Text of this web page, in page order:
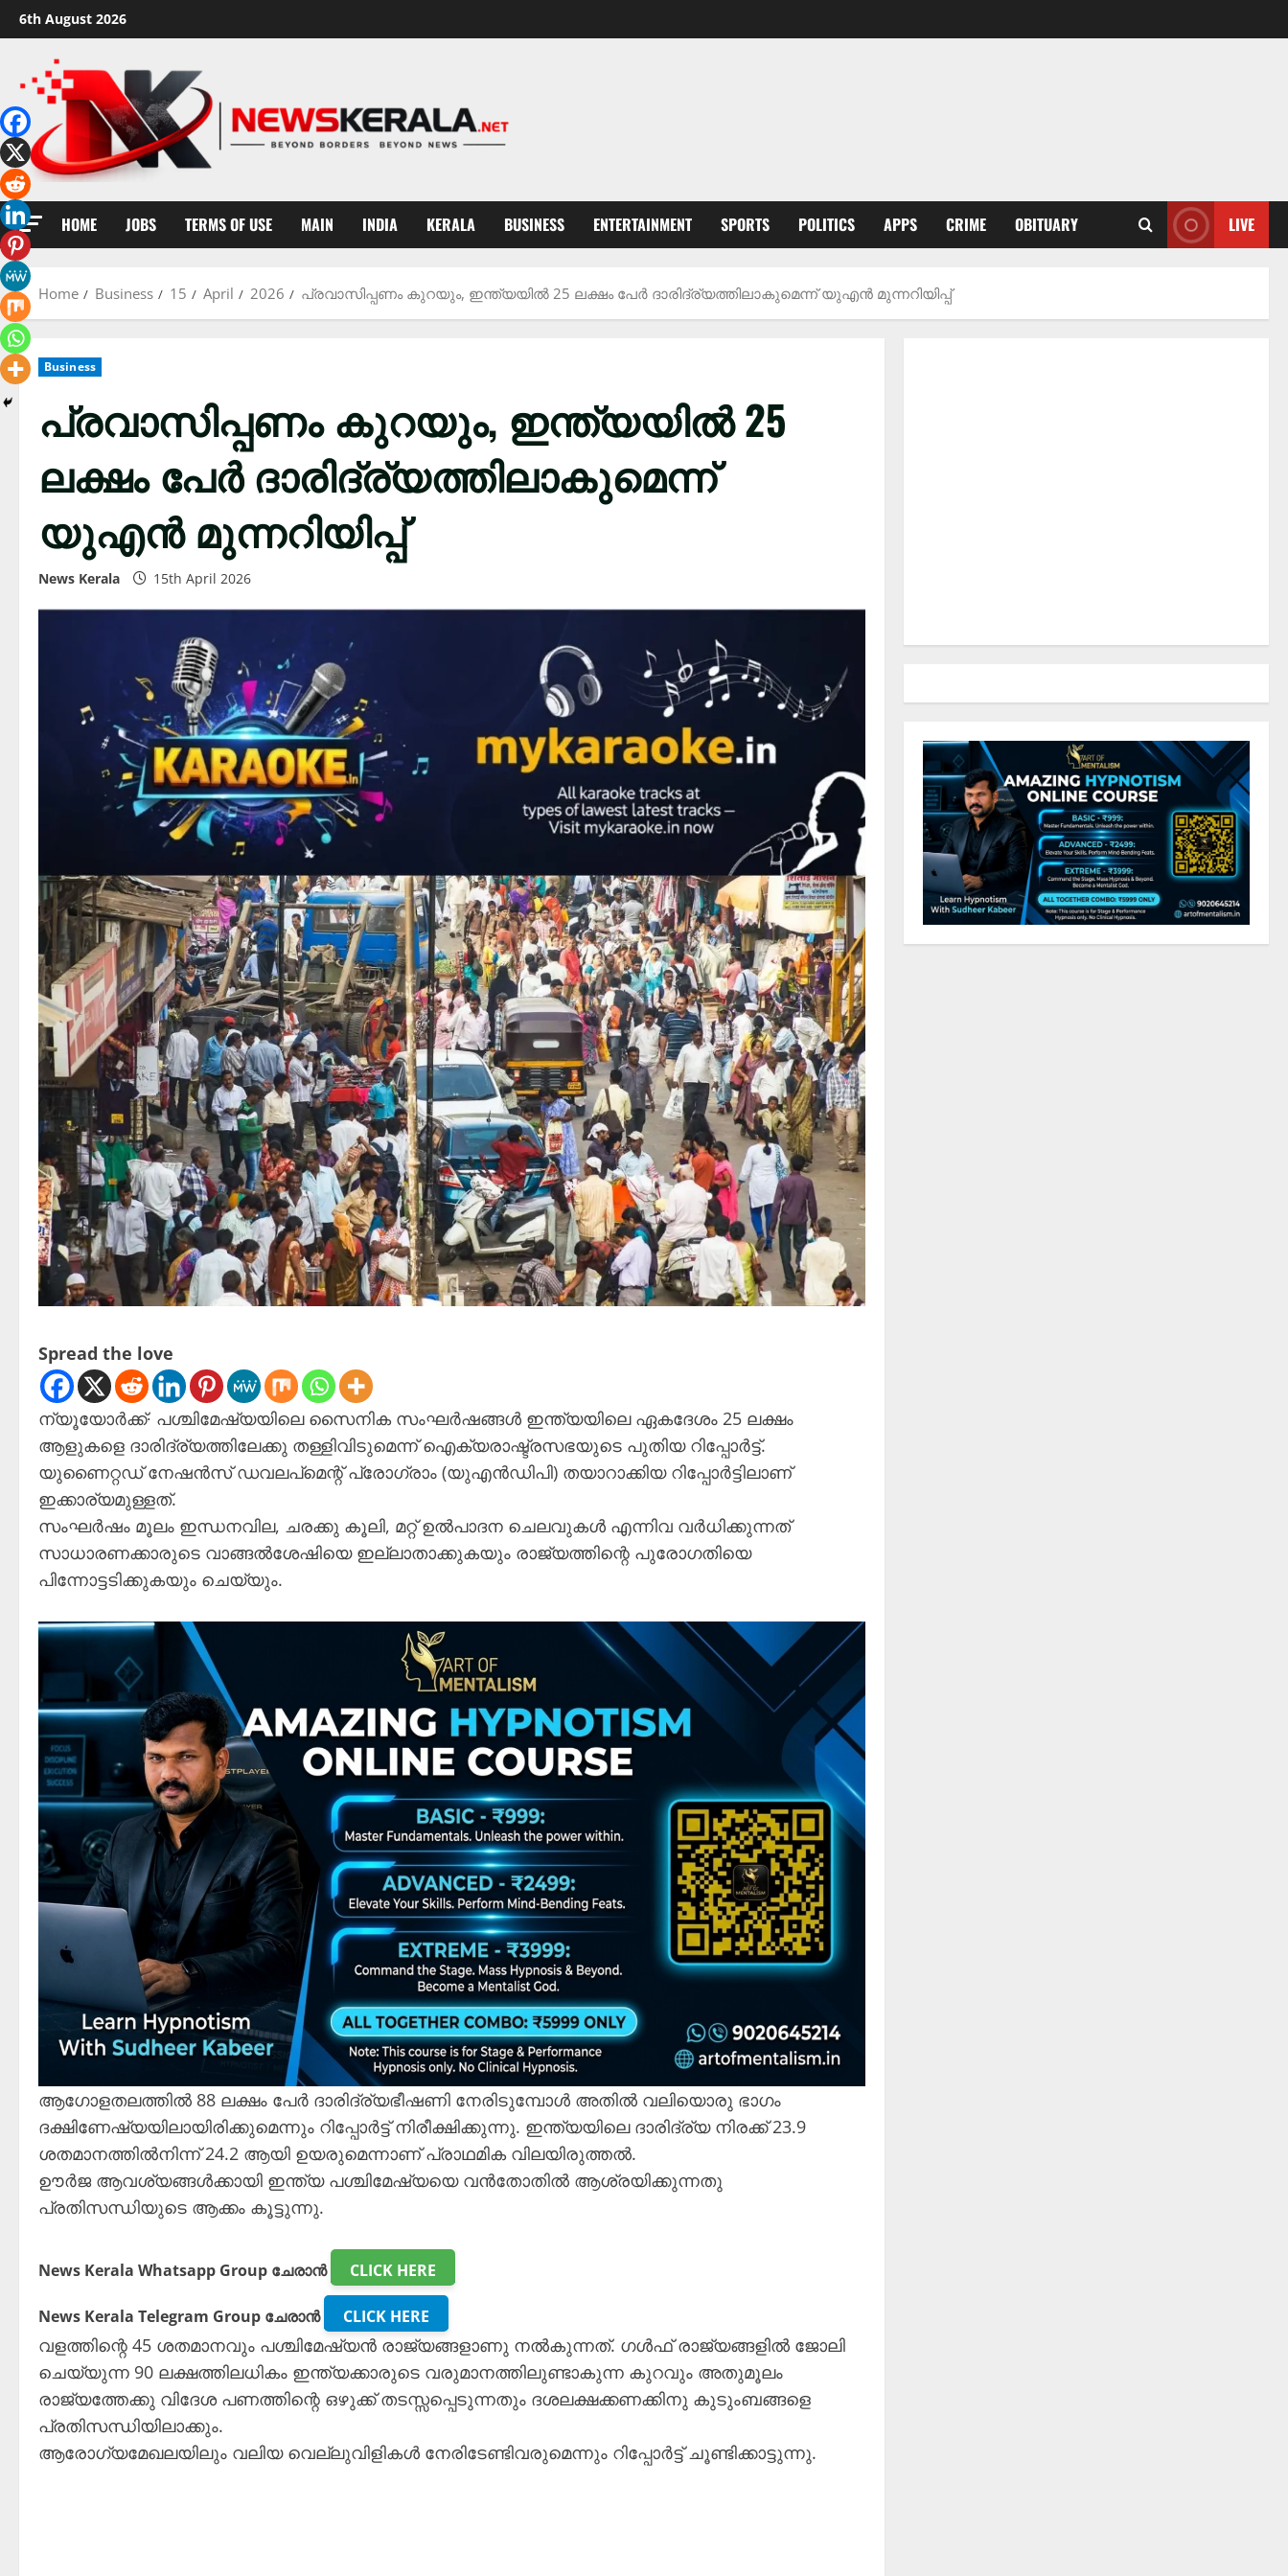
Skip
to
content
6th August 2026
HOME JOBS TERMS OF USE MAIN INDIA KERALA BUSINESS ENTERTAINMENT SPORTS POLITICS APPS CRIME OBITUARY LIVE
Home Business 15 April 2026 പ്രവാസിപ്പണം കുറയും, ഇന്ത്യയിൽ 25 ലക്ഷം പേർ ദാരിദ്ര്യത്തിലാകുമെന്ന് യുഎൻ മുന്നറിയിപ്പ്
Business
പ്രവാസിപ്പണം കുറയും, ഇന്ത്യയിൽ 25
ലക്ഷം പേർ ദാരിദ്ര്യത്തിലാകുമെന്ന്
യുഎൻ മുന്നറിയിപ്പ്
News Kerala 15th April 2026
Spread the love
ന്യൂയോർക്ക്∙ പശ്ചിമേഷ്യയിലെ സൈനിക സംഘർഷങ്ങൾ ഇന്ത്യയിലെ ഏകദേശം 25 ലക്ഷം
ആളുകളെ ദാരിദ്ര്യത്തിലേക്കു തള്ളിവിടുമെന്ന് ഐക്യരാഷ്ട്രസഭയുടെ പുതിയ റിപ്പോർട്ട്.
യുണൈറ്റഡ് നേഷൻസ് ഡവലപ്‌മെന്റ് പ്രോഗ്രാം (യുഎൻഡിപി) തയാറാക്കിയ റിപ്പോർട്ടിലാണ്
ഇക്കാര്യമുള്ളത്.
സംഘർഷം മൂലം ഇന്ധനവില, ചരക്കു കൂലി, മറ്റ് ഉൽപാദന ചെലവുകൾ എന്നിവ വർധിക്കുന്നത്
സാധാരണക്കാരുടെ വാങ്ങൽശേഷിയെ ഇല്ലാതാക്കുകയും രാജ്യത്തിന്റെ പുരോഗതിയെ
പിന്നോട്ടടിക്കുകയും ചെയ്യും.
ആഗോളതലത്തിൽ 88 ലക്ഷം പേർ ദാരിദ്ര്യഭീഷണി നേരിടുമ്പോൾ അതിൽ വലിയൊരു ഭാഗം
ദക്ഷിണേഷ്യയിലായിരിക്കുമെന്നും റിപ്പോർട്ട് നിരീക്ഷിക്കുന്നു. ഇന്ത്യയിലെ ദാരിദ്ര്യ നിരക്ക് 23.9
ശതമാനത്തിൽനിന്ന് 24.2 ആയി ഉയരുമെന്നാണ് പ്രാഥമിക വിലയിരുത്തൽ.
ഊർജ ആവശ്യങ്ങൾക്കായി ഇന്ത്യ പശ്ചിമേഷ്യയെ വൻതോതിൽ ആശ്രയിക്കുന്നതു
പ്രതിസന്ധിയുടെ ആക്കം കൂട്ടുന്നു.
News Kerala Whatsapp Group ചേരാൻ CLICK HERE
News Kerala Telegram Group ചേരാൻ CLICK HERE
വളത്തിന്റെ 45 ശതമാനവും പശ്ചിമേഷ്യൻ രാജ്യങ്ങളാണു നൽകുന്നത്. ഗൾഫ് രാജ്യങ്ങളിൽ ജോലി
ചെയ്യുന്ന 90 ലക്ഷത്തിലധികം ഇന്ത്യക്കാരുടെ വരുമാനത്തിലുണ്ടാകുന്ന കുറവും അതുമൂലം
രാജ്യത്തേക്കു വിദേശ പണത്തിന്റെ ഒഴുക്ക് തടസ്സപ്പെടുന്നതും ദശലക്ഷക്കണക്കിനു കുടുംബങ്ങളെ
പ്രതിസന്ധിയിലാക്കും.
ആരോഗ്യമേഖലയിലും വലിയ വെല്ലുവിളികൾ നേരിടേണ്ടിവരുമെന്നും റിപ്പോർട്ട് ചൂണ്ടിക്കാട്ടുന്നു.